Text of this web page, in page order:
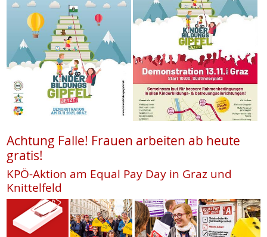
Achtung Falle! Frauen arbeiten ab heute
gratis!
KPÖ-Aktion am Equal Pay Day in Graz und
Knittelfeld